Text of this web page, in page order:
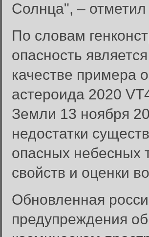
Солнца", – отметил
По словам
опасность
качестве примера
астероида 2020
Земли 13 ноября
недостатки
опасных небесных
свойств и оценки
Обновленная
предупреждения